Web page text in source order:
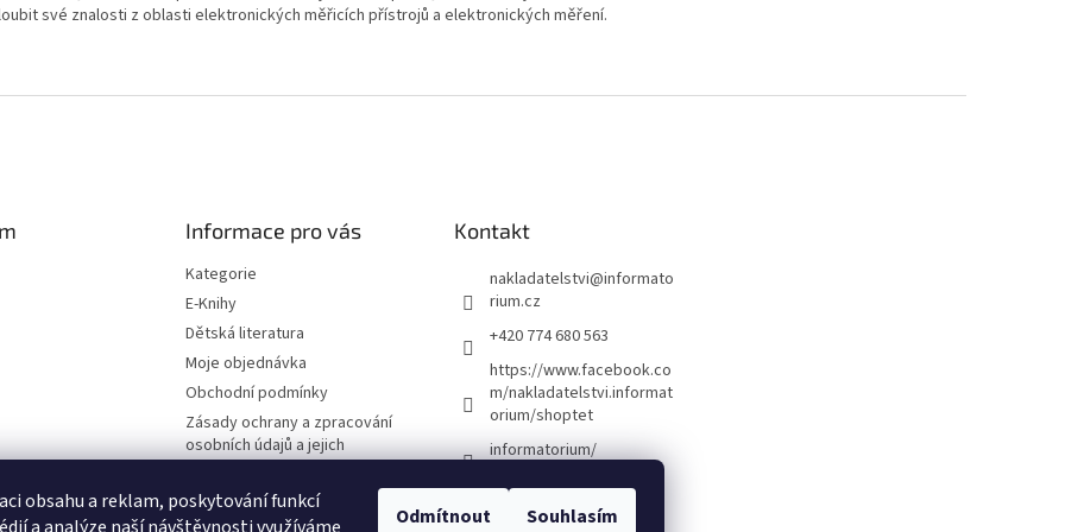
obsahu a reklam, poskytování funkcí
Odmítnout Souhlasím
své znalosti z oblasti elektronických měřicích přístrojů a elektronických měření.
Informace pro vás
Kategorie
E-Knihy
Dětská literatura
Moje objednávka
Obchodní podmínky
Zásady ochrany a zpracování
osobních údajů a jejich
používání
O nás
Kontakty
Kontakt
nakladatelstvi@informato
rium.cz
+420 774 680 563
https://www.facebook.co
m/nakladatelstvi.informat
orium/shoptet
informatorium/